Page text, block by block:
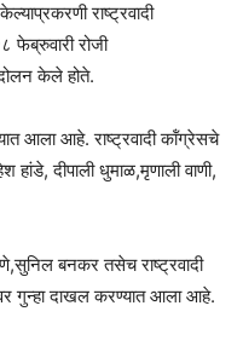
राष्ट्रवादी
फेब्रुवारी रोजी
केले होते.
आला आहे. राष्ट्रवादी कॉंग्रेसचे
दीपाली धुमाळ,मृणाली वाणी,
बनकर तसेच राष्ट्रवादी
गुन्हा दाखल करण्यात आला आहे.